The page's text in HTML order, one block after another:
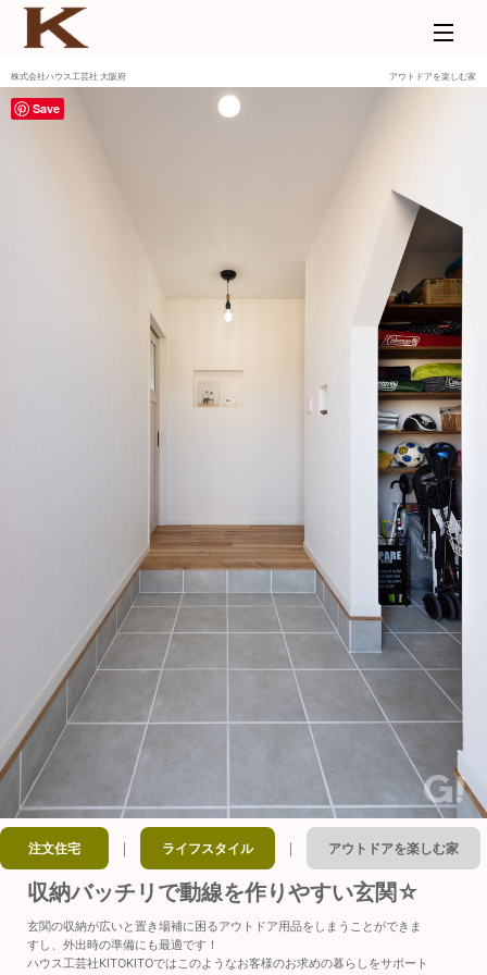
株式会社ハウス工芸社 大阪府 アウトドアを楽しむ家
注文住宅 ｜ ライフスタイル ｜ アウトドアを楽しむ家
収納バッチリで動線を作りやすい玄関☆
玄関の収納が広いと置き場補に困るアウトドア用品をしまうことができま
すし、外出時の準備にも最適です！
ハウス工芸社KITOKITOではこのようなお客様のお求めの暮らしをサポート
Save